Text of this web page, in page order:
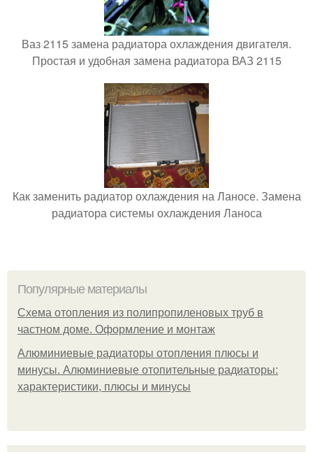
Ваз 2115 замена радиатора охлаждения двигателя.
Простая и удобная замена радиатора ВАЗ 2115
Как заменить радиатор охлаждения на Ланосе. Замена
радиатора системы охлаждения Ланоса
Популярные материалы
Схема отопления из полипропиленовых труб в
частном доме. Оформление и монтаж
Алюминиевые радиаторы отопления плюсы и
минусы. Алюминиевые отопительные радиаторы:
характеристики, плюсы и минусы